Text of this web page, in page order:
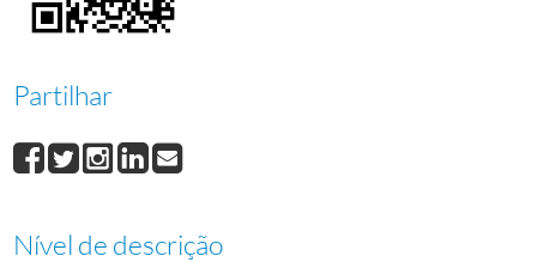
000009Gaudêncio Costa
(...)
Partilhar
Nível de descrição